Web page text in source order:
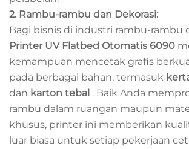
2. Rambu-rambu dan Dekorasi:
Bagi bisnis di industri rambu-rambu
Printer UV Flatbed Otomatis 6090
kemampuan mencetak grafis
pada berbagai bahan, termasuk
dan karton tebal . Baik Anda
rambu dalam ruangan maupun
khusus, printer ini memberikan
luar biasa untuk setiap pekerjaan